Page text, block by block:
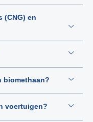
(CNG) en
biomethaan?
voertuigen?